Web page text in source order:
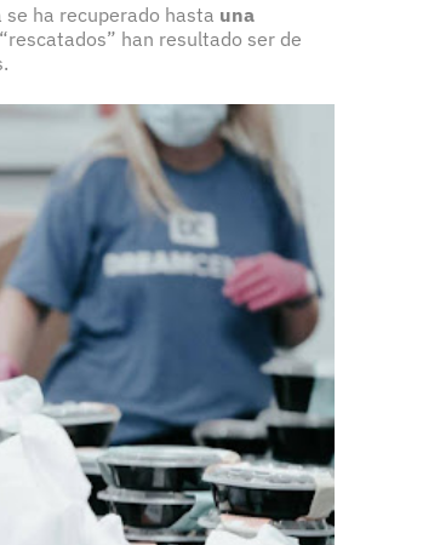
se ha recuperado hasta una
han resultado ser de